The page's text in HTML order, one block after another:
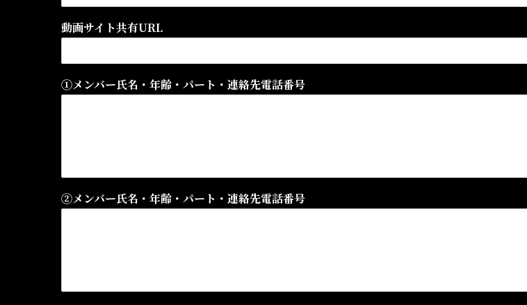
動画サイト共有URL
①メンバー氏名・年齢・パート・連絡先電話番号
②メンバー氏名・年齢・パート・連絡先電話番号